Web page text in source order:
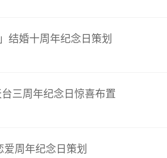
结婚十周年纪念日策划
三周年纪念日惊喜布置
爱周年纪念日策划